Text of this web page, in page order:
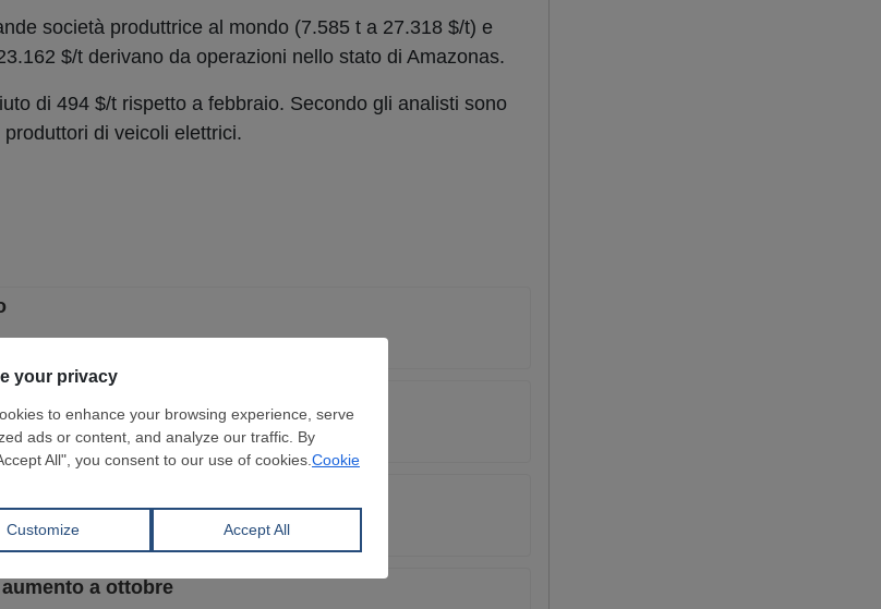
società produttrice al mondo (7.585 t a 27.318 $/t) e
$/t derivano da operazioni nello stato di Amazonas.
di 494 $/t rispetto a febbraio. Secondo gli analisti sono
di veicoli elettrici.
a dicembre
a ottobre